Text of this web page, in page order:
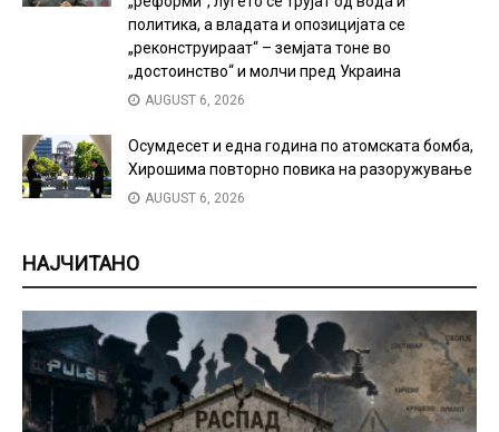
политика, а владата и опозицијата се
„реконструираат“ – земјата тоне во
„достоинство“ и молчи пред Украина
AUGUST 6, 2026
Осумдесет и една година по атомската бомба,
Хирошима повторно повика на разоружување
AUGUST 6, 2026
НАЈЧИТАНО